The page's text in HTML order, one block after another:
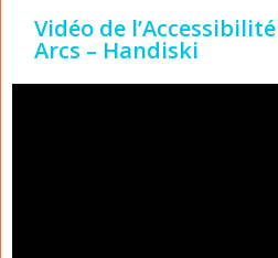
Vidéo de
Arcs – Handiski